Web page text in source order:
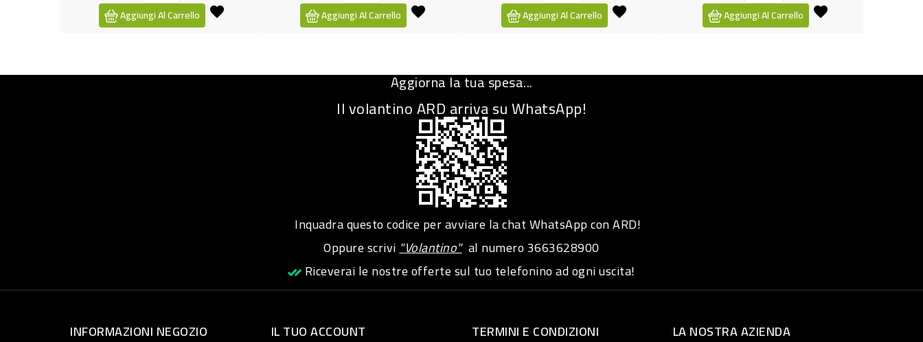
Aggiungi Al Carrello
Aggiungi Al Carrello
Aggiungi Al Carrello
Aggiungi Al Carrello
Aggiorna la tua spesa...
Il volantino ARD arriva su WhatsApp!
Inquadra questo codice per avviare la chat WhatsApp con ARD!
Oppure scrivi"Volantino"al numero3663628900
Riceverai le nostre offerte sul tuo telefonino ad ogni uscita!
INFORMAZIONI NEGOZIO IL TUO ACCOUNT TERMINI E CONDIZIONI LA NOSTRA AZIENDA